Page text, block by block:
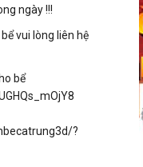
ngày !!!
vui lòng liên hệ
bể
?